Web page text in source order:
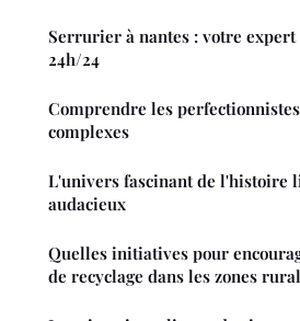
Serrurier à nantes : votre expert
24h/24
Comprendre les
complexes
L'univers fascinant de l'histoire
audacieux
Quelles initiatives pour
de recyclage dans les zones